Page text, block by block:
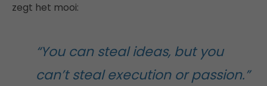
zegt het mooi:
“You can steal ideas, but you
can’t steal execution or passion.”